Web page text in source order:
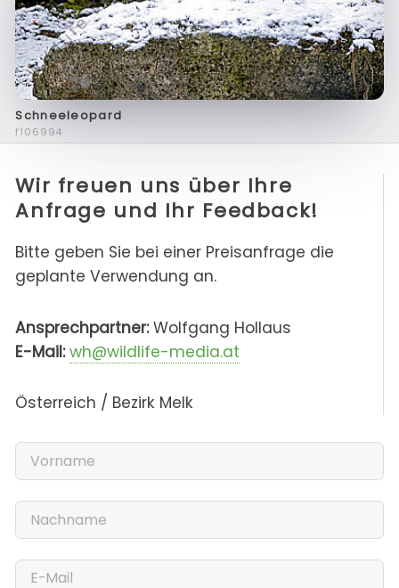
Schneeleopard
f106994
Wir freuen uns über Ihre
Anfrage und Ihr Feedback!
Bitte geben Sie bei einer Preisanfrage die
geplante Verwendung an.
Ansprechpartner:Wolfgang Hollaus
E-Mail: wh@wildlife-media.at
Österreich / Bezirk Melk